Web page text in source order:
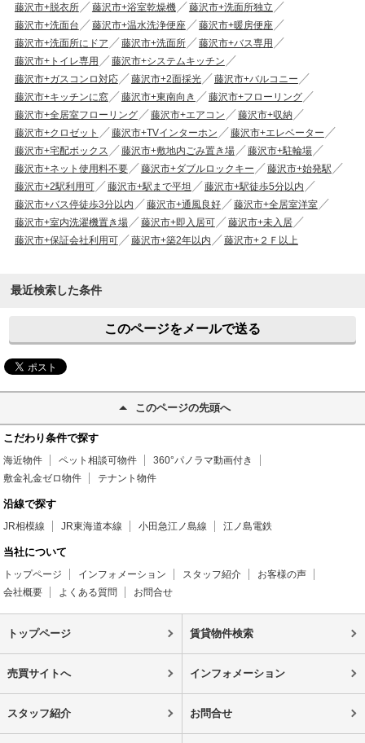
藤沢市+脱衣所
藤沢市+浴室乾燥機
藤沢市+洗面所独立
藤沢市+洗面台
藤沢市+温水洗浄便座
藤沢市+暖房便座
藤沢市+洗面所にドア
藤沢市+洗面所
藤沢市+バス専用
藤沢市+トイレ専用
藤沢市+システムキッチン
藤沢市+ガスコンロ対応
藤沢市+2面採光
藤沢市+バルコニー
藤沢市+キッチンに窓
藤沢市+東南向き
藤沢市+フローリング
藤沢市+全居室フローリング
藤沢市+エアコン
藤沢市+収納
藤沢市+クロゼット
藤沢市+TVインターホン
藤沢市+エレベーター
藤沢市+宅配ボックス
藤沢市+敷地内ごみ置き場
藤沢市+駐輪場
藤沢市+ネット使用料不要
藤沢市+ダブルロックキー
藤沢市+始発駅
藤沢市+2駅利用可
藤沢市+駅まで平坦
藤沢市+駅徒歩5分以内
藤沢市+バス停徒歩3分以内
藤沢市+通風良好
藤沢市+全居室洋室
藤沢市+室内洗濯機置き場
藤沢市+即入居可
藤沢市+未入居
藤沢市+保証会社利用可
藤沢市+築2年以内 藤沢市+２Ｆ以上
最近検索した条件
このページをメールで送る
このページの先頭へ
こだわり条件で探す
海近物件 ペット相談可物件
360°パノラマ動画付き
敷金礼金ゼロ物件
テナント物件
沿線で探す
JR相模線 JR東海道本線 小田急江ノ島線 江ノ島電鉄
当社について
トップページ インフォメーション スタッフ紹介
お客様の声
会社概要
よくある質問 お問合せ
トップページ 賃貸物件検索
売買サイトへ インフォメーション
スタッフ紹介 お問合せ